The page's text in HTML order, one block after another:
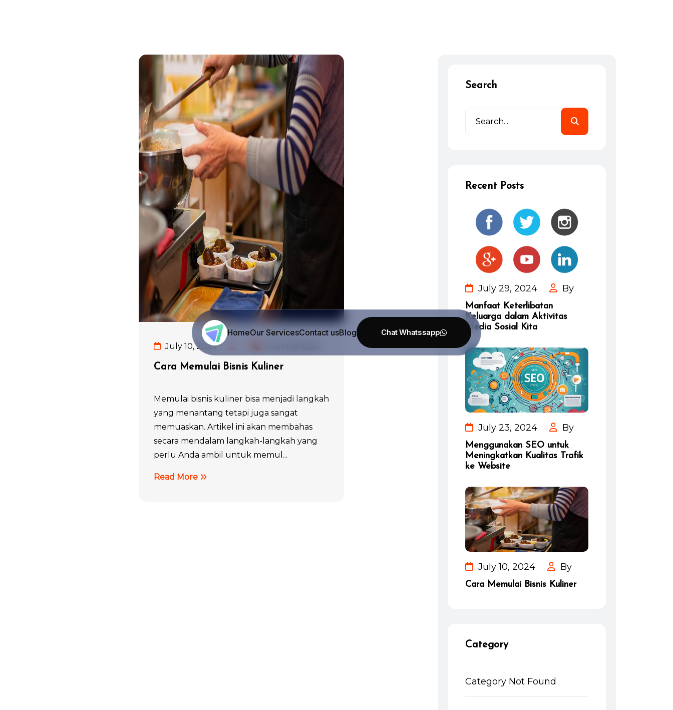
HomeOur ServicesContact usBlog
July 10, 2024
Cara Memulai Bisnis Kuliner
Memulai bisnis kuliner bisa menjadi langkah
yang menantang tetapi juga sangat
memuaskan. Artikel ini akan membahas
secara mendalam langkah-langkah yang
perlu Anda ambil untuk memul...
Read More
Search
Recent Posts
July 29, 2024 By
Manfaat Keterlibatan
Keluarga dalam Aktivitas
Media Sosial Kita
July 23, 2024 By
Menggunakan SEO untuk
Meningkatkan Kualitas Trafik
ke Website
July 10, 2024 By
Cara Memulai Bisnis Kuliner
Category
Category Not Found